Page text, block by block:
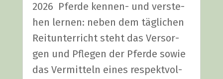
2026 Pfer­de ken­nen- und ver­ste­
hen ler­nen: neben dem täg­li­chen
Reit­un­ter­richt steht das Ver­sor­
gen und Pfle­gen der Pfer­de sowie
das Ver­mit­teln eines respekt­vol­